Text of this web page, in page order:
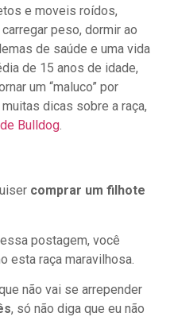
e moveis roídos,
peso, dormir ao
de saúde e uma vida
de 15 anos de idade,
um “maluco” por
dicas sobre a raça,
Bulldog
comprar um filhote
postagem, você
esta raça maravilhosa.
não vai se arrepender
, só não diga que eu não